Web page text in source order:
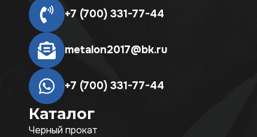
+7 (700) 331-77-44
metalon2017@bk.ru
+7 (700) 331-77-44
Каталог
Черный прокат